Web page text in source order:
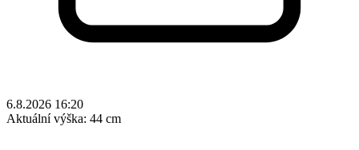
6.8.2026 16:20
Aktuální výška: 44 cm